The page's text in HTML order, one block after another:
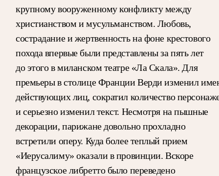
крупному вооруженному конфликту между
христианством и мусульманством. Любовь,
сострадание и жертвенность на фоне крестового
похода впервые были представлены за пять лет
до этого в миланском театре «Ла Скала». Для
премьеры в столице Франции Верди изменил
действующих лиц, сократил количество
и серьезно изменил текст. Несмотря на пышные
декорации, парижане довольно прохладно
встретили оперу. Куда более теплый прием
«Иерусалиму» оказали в провинции. Вскоре
французское либретто было переведено